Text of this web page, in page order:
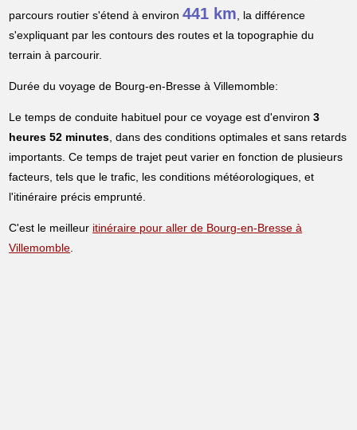
parcours routier s'étend à environ441 km, la différence
s'expliquant par les contours des routes et la topographie du
terrain à parcourir.
Durée du voyage de Bourg-en-Bresse à Villemomble:
Le temps de conduite habituel pour ce voyage est d'environ3
heures 52 minutes, dans des conditions optimales et sans retards
importants. Ce temps de trajet peut varier en fonction de plusieurs
facteurs, tels que le trafic, les conditions météorologiques, et
l'itinéraire précis emprunté.
C'est le meilleur itinéraire pour aller de Bourg-en-Bresse à
Villemomble.